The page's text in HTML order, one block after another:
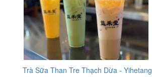
Trà Sữa Than Tre Thạch Dừa - Yihetang